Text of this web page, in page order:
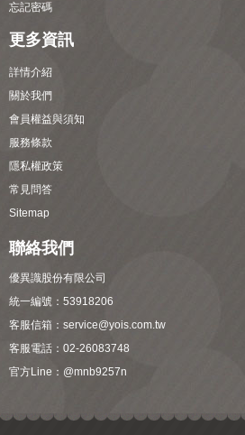
忘記密碼
更多資訊
詳情介紹
關於我們
會員權益與須知
服務條款
隱私權政策
常見問答
Sitemap
聯絡我們
優異識股份有限公司
統一編號：53918206
客服信箱： service@yois.com.tw
客服電話：02-26083748
官方Line： @mnb9257n